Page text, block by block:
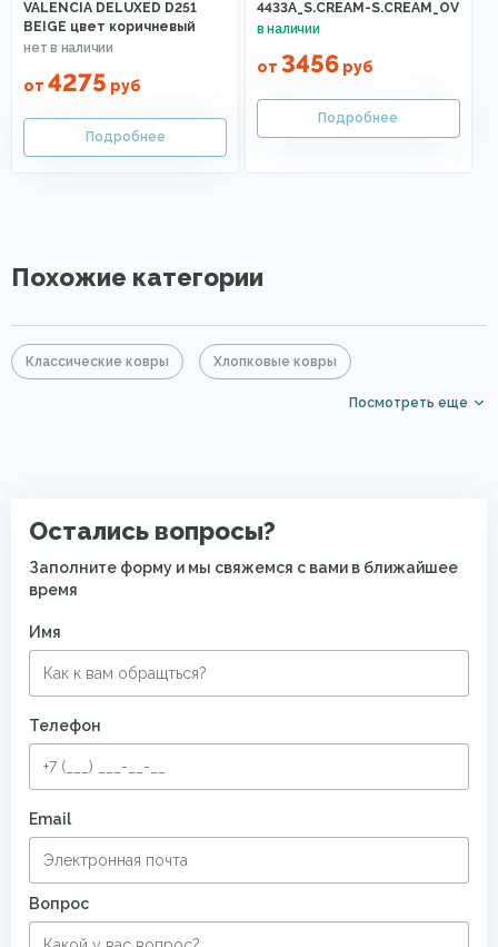
VALENCIA DELUXED D251
BEIGE цвет коричневый
от 4275 руб
4433A_S.CREAM-S.CREAM_OV
от 3456руб
Похожие категории
Классические ковры Хлопковые ковры
Безворсовые хлопковые ковры
Посмотреть еще
Остались вопросы?
Заполните форму и мы свяжемся с вами в ближайшее
время
Имя
Телефон
Email
Вопрос